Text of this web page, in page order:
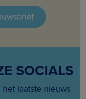
SOCIALS
laatste nieuws